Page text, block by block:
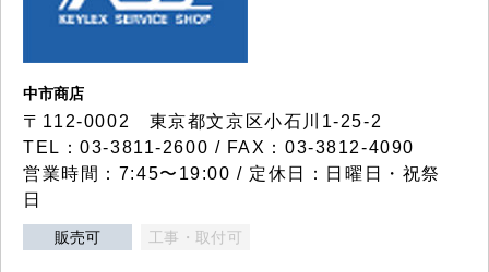
中市商店
〒112-0002 東京都文京区小石川1-25-2
TEL：03-3811-2600 / FAX：03-3812-4090
営業時間：7:45〜19:00 / 定休日：日曜日・祝祭
日
販売可 工事・取付可